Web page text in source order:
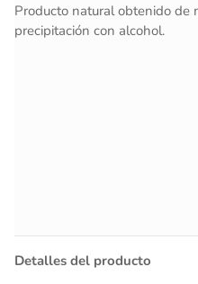
Producto natural obtenido de
precipitación con alcohol.
Detalles del producto